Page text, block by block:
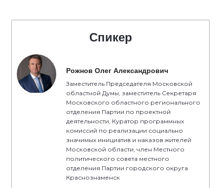
Спикер
Рожнов Олег Александрович
Заместитель Председателя Московской
областной Думы, заместитель Секретаря
Московского областного регионального
отделения Партии по проектной
деятельности, Куратор программных
комиссий по реализации социально
значимых инициатив и наказов жителей
Московской области, член Местного
политического совета местного
отделения Партии городского округа
Краснознаменск